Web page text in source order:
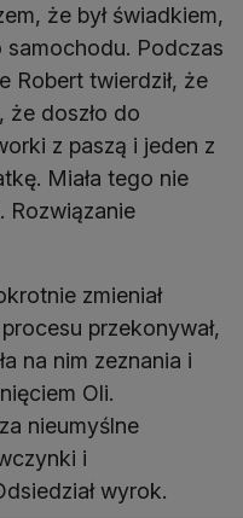
że był świadkiem,
samochodu. Podczas
Robert twierdził, że
że doszło do
z paszą i jeden z
Miała tego nie
Rozwiązanie
zmieniał
przekonywał,
na nim zeznania i
Oli.
nieumyślne
i
wyrok.